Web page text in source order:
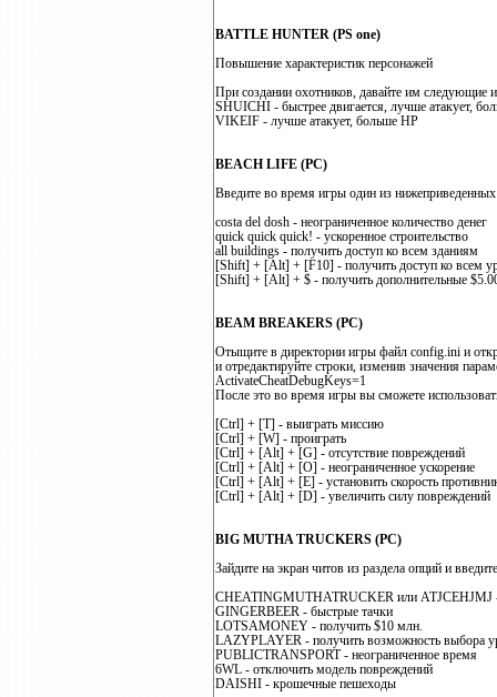
BATTLE HUNTER (PS one)
Повышение характеристик персонажей
При создании охотников, давайте им следующие
SHUICHI - быстрее двигается, лучше атакует,
VIKEIF - лучше атакует, больше НР
BEACH LIFE (PC)
Введите во время игры один из
costa del dosh - неограниченное количество денег
quick quick quick! - ускоренное строительство
all buildings - получить доступ ко всем зданиям
[Shift] + [Alt] + [F10] - получить доступ ко всем
[Shift] + [Alt] + $ - получить дополнительные
BEAM BREAKERS (PC)
Отыщите в директории игры файл config.ini и
и отредактируйте строки, изменив значения
ActivateCheatDebugKeys=1
После это во время игры вы сможете
[Ctrl] + [T] - выиграть миссию
[Ctrl] + [W] - проиграть
[Ctrl] + [Alt] + [G] - отсутствие повреждений
[Ctrl] + [Alt] + [O] - неограниченное ускорение
[Ctrl] + [Alt] + [E] - установить скорость
[Ctrl] + [Alt] + [D] - увеличить силу повреждений
BIG MUTHA TRUCKERS (PC)
Зайдите на экран читов из раздела опций и
CHEATINGMUTHATRUCKER или ATJCEHJMJ -
GINGERBEER - быстрые тачки
LOTSAMONEY - получить $10 млн.
LAZYPLAYER - получить возможность выбора
PUBLICTRANSPORT - неограниченное время
6WL - отключить модель повреждений
DAISHI - крошечные пешеходы